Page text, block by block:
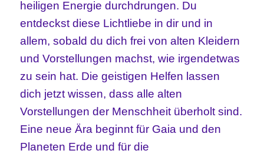
heiligen Energie durchdrungen. Du
entdeckst diese Lichtliebe in dir und in
allem, sobald du dich frei von alten Kleidern
und Vorstellungen machst, wie irgendetwas
zu sein hat. Die geistigen Helfen lassen
dich jetzt wissen, dass alle alten
Vorstellungen der Menschheit überholt sind.
Eine neue Ära beginnt für Gaia und den
Planeten Erde und für die